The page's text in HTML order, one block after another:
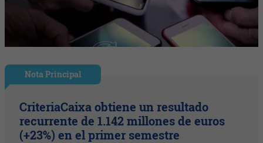
Nota Principal
CriteriaCaixa obtiene un resultado
recurrente de 1.142 millones de euros
(+23%) en el primer semestre